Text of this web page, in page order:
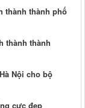
thành thành phố
thành thành
Nội cho bộ
cực đẹp